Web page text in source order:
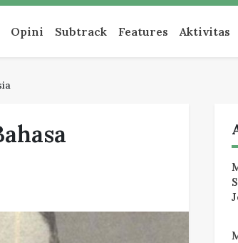
Opini Subtrack Features Aktivitas